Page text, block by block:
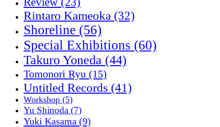
Rintaro Kameoka (32)
Shoreline (56)
Special Exhibitions (60)
Takuro Yoneda (44)
Tomonori Ryu (15)
Untitled Records (41)
Workshop (5)
Yu Shinoda (7)
Yuki Kasama (9)